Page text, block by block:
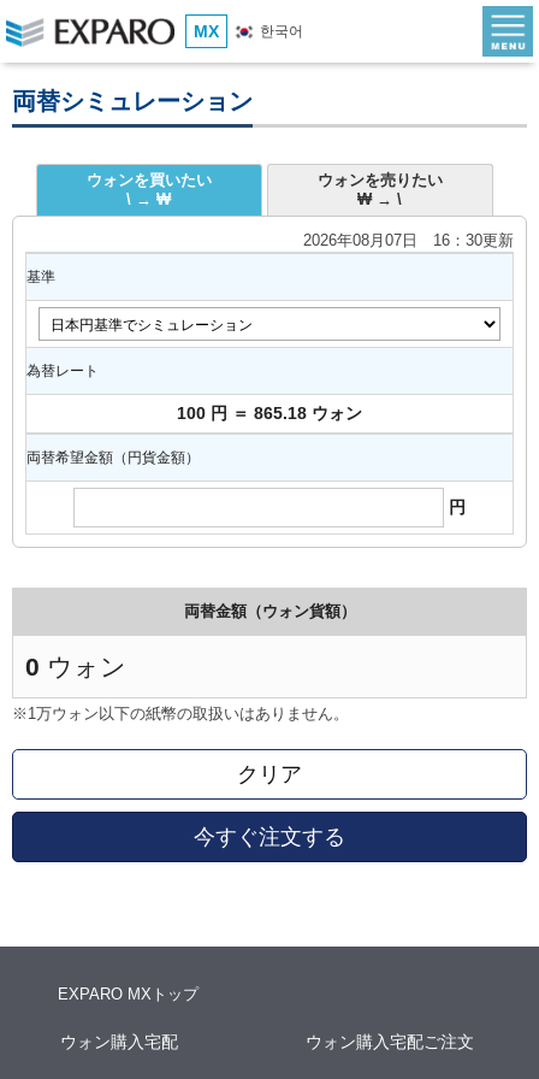
MX 한국어
両替シミュレーション
ウォンを買いたい
\ → ₩
ウォンを売りたい
₩ → \
2026年08月07日 16：30更新
基準
為替レート
100 円 ＝ 865.18 ウォン
両替希望金額（円貨金額）
円
両替金額（ウォン貨額）
0 ウォン
※1万ウォン以下の紙幣の取扱いはありません。
クリア
今すぐ注文する
EXPARO MXトップ
ウォン購入宅配 ウォン購入宅配ご注文